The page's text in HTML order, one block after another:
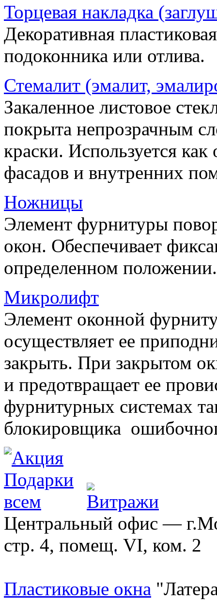
Торцевая накладка
Декоративная
подоконника или отлива.
Стемалит (эмалит,
Закаленное листовое
покрыта непрозрачным
краски. Используется
фасадов и внутренних
Ножницы
Элемент фурнитуры
окон. Обеспечивает
определенном положении.
Микролифт
Элемент оконной
осуществляет ее
закрыть. При закрытом
и предотвращает ее
фурнитурных системах
блокировщика
Центральный офис —
стр. 4, помещ. VI, ком. 2
Пластиковые окна